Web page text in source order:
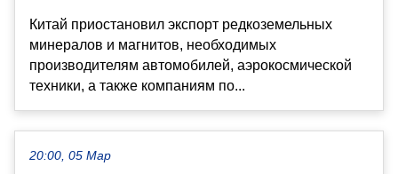
Китай приостановил экспорт редкоземельных
минералов и магнитов, необходимых
производителям автомобилей, аэрокосмической
техники, а также компаниям по...
20:00, 05 Мар